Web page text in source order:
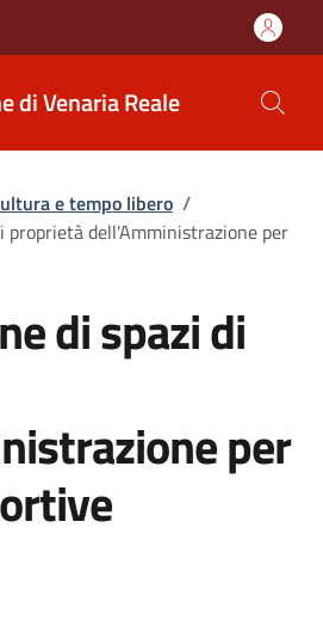
di Venaria Reale
e tempo libero /
proprietà dell'Amministrazione per
di spazi di
per